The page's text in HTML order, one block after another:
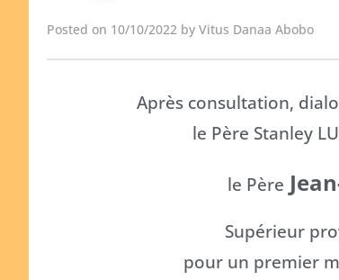
Posted on 10/10/2022 by Vitus Danaa Abobo
Après consultation,
le Père Stanley
le Père
Supérieur
pour un premier